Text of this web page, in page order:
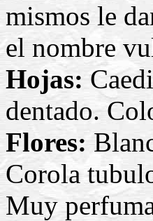
mismos le
el nombre
Hojas:
dentado.
Flores:
Corola
Muy